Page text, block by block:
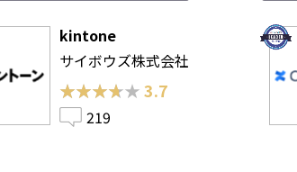
kintone
サイボウズ株式会社
★★★★★
★★★★★3.7
219